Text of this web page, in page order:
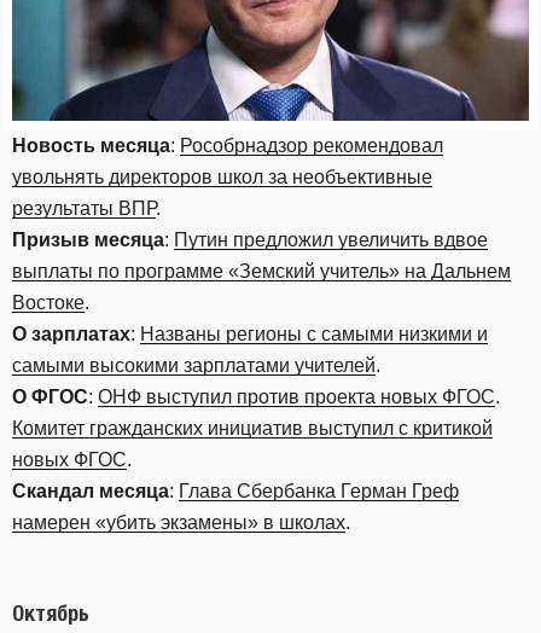
Новость месяца: Рособрнадзор рекомендовал
увольнять директоров школ за необъективные
результаты ВПР.
Призыв месяца: Путин предложил увеличить вдвое
выплаты по программе «Земский учитель» на Дальнем
Востоке.
О зарплатах: Названы регионы с самыми низкими и
самыми высокими зарплатами учителей.
О ФГОС: ОНФ выступил против проекта новых ФГОС.
Комитет гражданских инициатив выступил с критикой
новых ФГОС.
Скандал месяца: Глава Сбербанка Герман Греф
намерен «убить экзамены» в школах.
Октябрь